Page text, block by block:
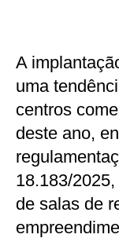
A
uma
centros
deste ano,
18.183/
de salas de